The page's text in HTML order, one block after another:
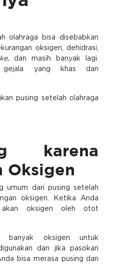
olahraga bisa disebabkan
oksigen, dehidrasi,
dan masih banyak lagi.
gejala yang khas dan
pusing setelah olahraga
karena
Oksigen
umum dari pusing setelah
oksigen. Ketika Anda
akan oksigen oleh otot
banyak oksigen untuk
dan jika pasokan
bisa merasa pusing dan